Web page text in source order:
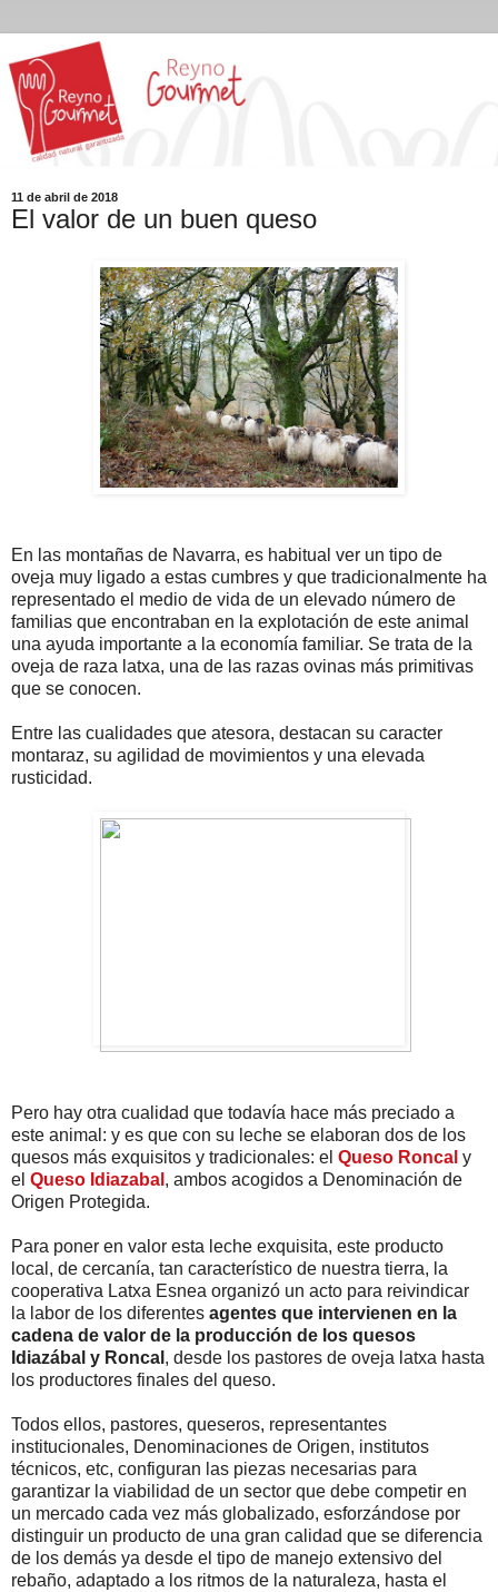
11 de abril de 2018
El valor de un buen queso
En las montañas de Navarra, es habitual ver un tipo de
oveja muy ligado a estas cumbres y que tradicionalmente ha
representado el medio de vida de un elevado número de
familias que encontraban en la explotación de este animal
una ayuda importante a la economía familiar. Se trata de la
oveja de raza latxa, una de las razas ovinas más primitivas
que se conocen.
Entre las cualidades que atesora, destacan su caracter
montaraz, su agilidad de movimientos y una elevada
rusticidad.
Pero hay otra cualidad que todavía hace más preciado a
este animal: y es que con su leche se elaboran dos de los
quesos más exquisitos y tradicionales: el Queso Roncal y
el Queso Idiazabal , ambos acogidos a Denominación de
Origen Protegida.
Para poner en valor esta leche exquisita, este producto
local, de cercanía, tan característico de nuestra tierra, la
cooperativa Latxa Esnea organizó un acto para reivindicar
la labor de los diferentes agentes que intervienen en la
cadena de valor de la producción de los quesos
Idiazábal y Roncal , desde los pastores de oveja latxa hasta
los productores finales del queso.
Todos ellos, pastores, queseros, representantes
institucionales, Denominaciones de Origen, institutos
técnicos, etc, configuran las piezas necesarias para
garantizar la viabilidad de un sector que debe competir en
un mercado cada vez más globalizado, esforzándose por
distinguir un producto de una gran calidad que se diferencia
de los demás ya desde el tipo de manejo extensivo del
rebaño, adaptado a los ritmos de la naturaleza, hasta el